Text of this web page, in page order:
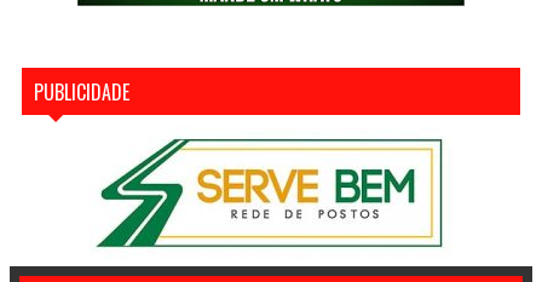
PUBLICIDADE